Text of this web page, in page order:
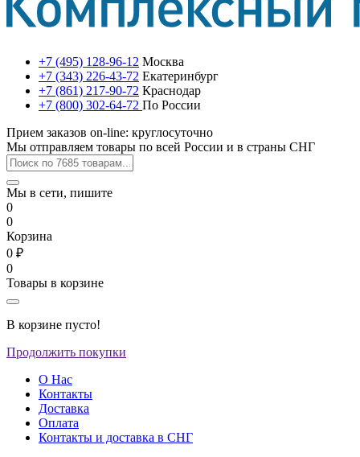
+7 (495) 128-96-12 Москва
+7 (343) 226-43-72 Екатеринбург
+7 (861) 217-90-72 Краснодар
+7 (800) 302-64-72 По России
Прием заказов on-line: круглосуточно
Мы отправляем товары по всей России и в страны СНГ
Мы в сети, пишите
0
0
Корзина
0 ₽
0
Товары в корзине
В корзине пусто!
Продолжить покупки
О Нас
Контакты
Доставка
Оплата
Контакты и доставка в СНГ